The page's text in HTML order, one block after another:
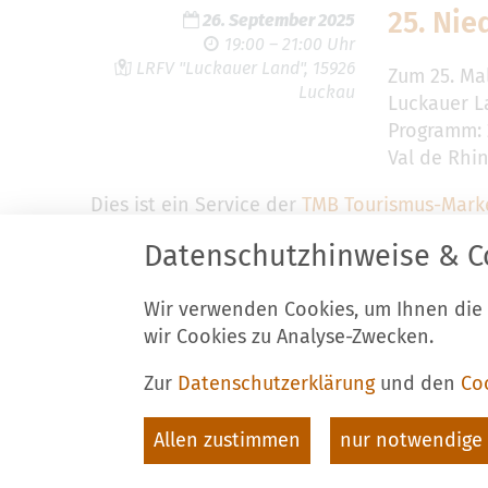
26. September 2025
19:00 – 21:00 Uhr
LRFV "Luckauer Land", 15926
Luckau
25.
Zum 25.
Luckauer
Val de
Dies ist ein Service derTMB Tourismus-
Stadt Luckau
Am Markt 34
15926 Luckau
Datenschutzhinweise &
Wir verwenden Cookies, um Ihnen
wir Cookies zu Analyse-Zwecken.
Zur Datenschutzerklärungund den
Allen zustimmen nur notwendige